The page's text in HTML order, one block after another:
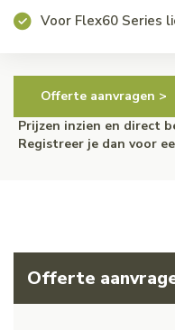
Voor Flex60 Series
Offerte aanvragen >
Prijzen inzien en direct
Registreer je dan voor
Offerte